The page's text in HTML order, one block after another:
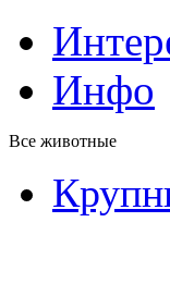
Инфо
Все животные